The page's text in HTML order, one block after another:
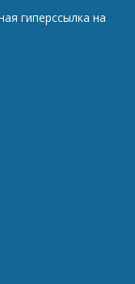
гиперссылка на